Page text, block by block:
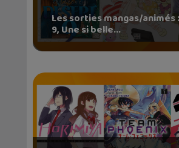
Les sorties mangas/animés
9, Une si belle...